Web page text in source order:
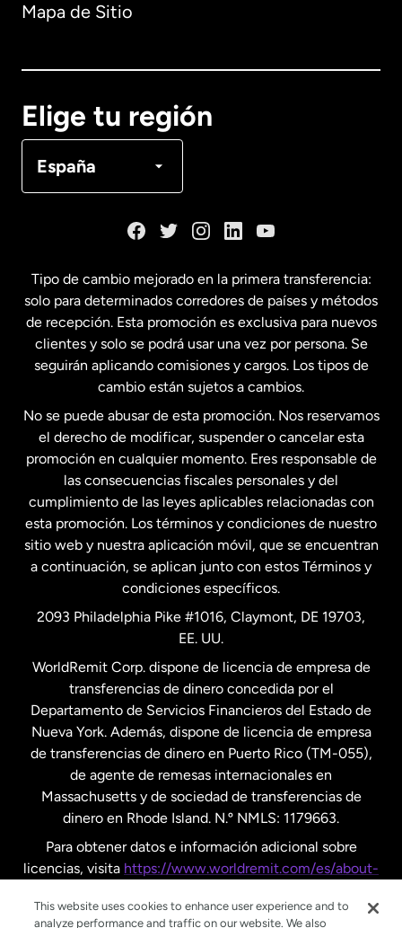
Mapa de Sitio
Elige tu región
España
Français
Estados Unidos English
Estados Unidos Español
Francia
Malasia
Nueva Zelanda
Países Bajos
Suecia
Tipo de cambio mejorado en la primera transferencia:
solo para determinados corredores de países y métodos
de recepción. Esta promoción es exclusiva para nuevos
clientes y solo se podrá usar una vez por persona. Se
seguirán aplicando comisiones y cargos. Los tipos de
cambio están sujetos a cambios.
No se puede abusar de esta promoción. Nos reservamos
el derecho de modificar, suspender o cancelar esta
promoción en cualquier momento. Eres responsable de
las consecuencias fiscales personales y del
cumplimiento de las leyes aplicables relacionadas con
esta promoción. Los términos y condiciones de nuestro
sitio web y nuestra aplicación móvil, que se encuentran
a continuación, se aplican junto con estos Términos y
condiciones específicos.
2093 Philadelphia Pike #1016, Claymont, DE 19703,
EE. UU.
WorldRemit Corp. dispone de licencia de empresa de
transferencias de dinero concedida por el
Departamento de Servicios Financieros del Estado de
Nueva York. Además, dispone de licencia de empresa
de transferencias de dinero en Puerto Rico (TM-055),
de agente de remesas internacionales en
Massachusetts y de sociedad de transferencias de
dinero en Rhode Island. N.º NMLS: 1179663.
Para obtener datos e información adicional sobre
licencias, visita https://www.worldremit.com/es/about-
This website uses cookies to enhance user experience and to
analyze performance and traffic on our website. We also